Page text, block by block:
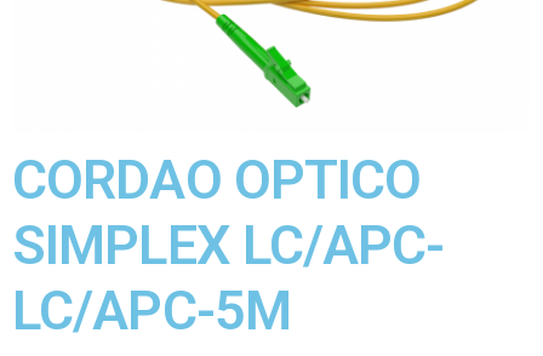
CORDAO OPTICO
SIMPLEX LC/APC-
LC/APC-5M